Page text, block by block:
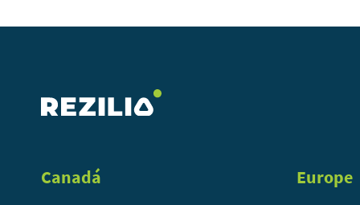
Canadá Europe